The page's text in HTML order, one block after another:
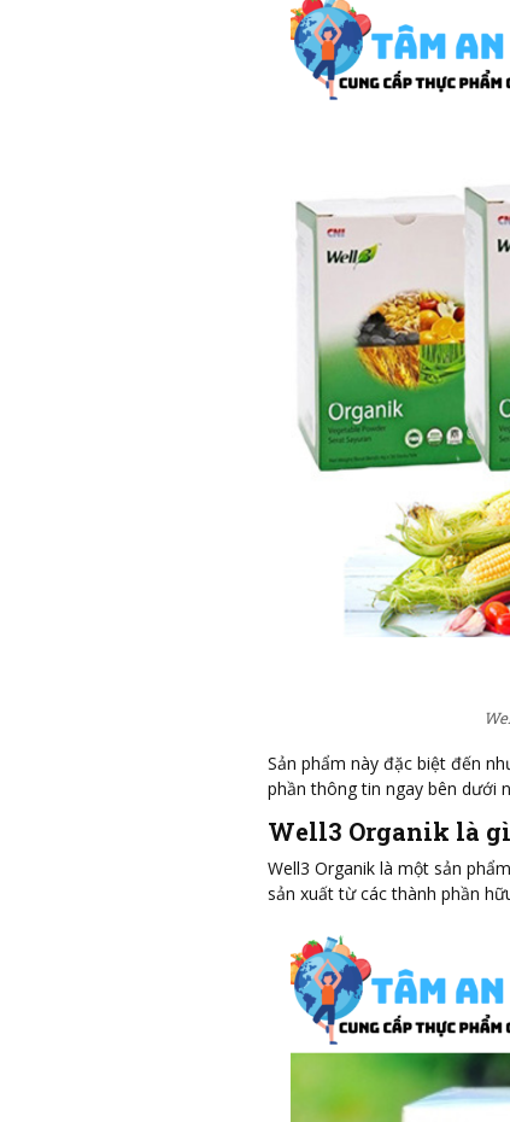
Sản phẩm này đặc biệt đến
phần thông tin ngay bên dưới
Well3 Organik là
Well3 Organik là một sản
sản xuất từ các thành phần